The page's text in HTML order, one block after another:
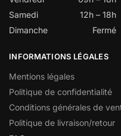
Samedi
12h – 18h
Dimanche
Fermé
INFORMATIONS LÉGALES
Mentions légales
Politique de confidentialité
Conditions générales de
Politique de livraison/retour